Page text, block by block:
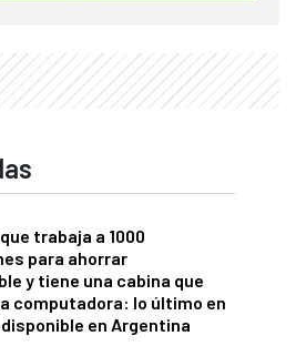
trabaja a 1000
para ahorrar
y tiene una cabina que
computadora: lo último en
en Argentina